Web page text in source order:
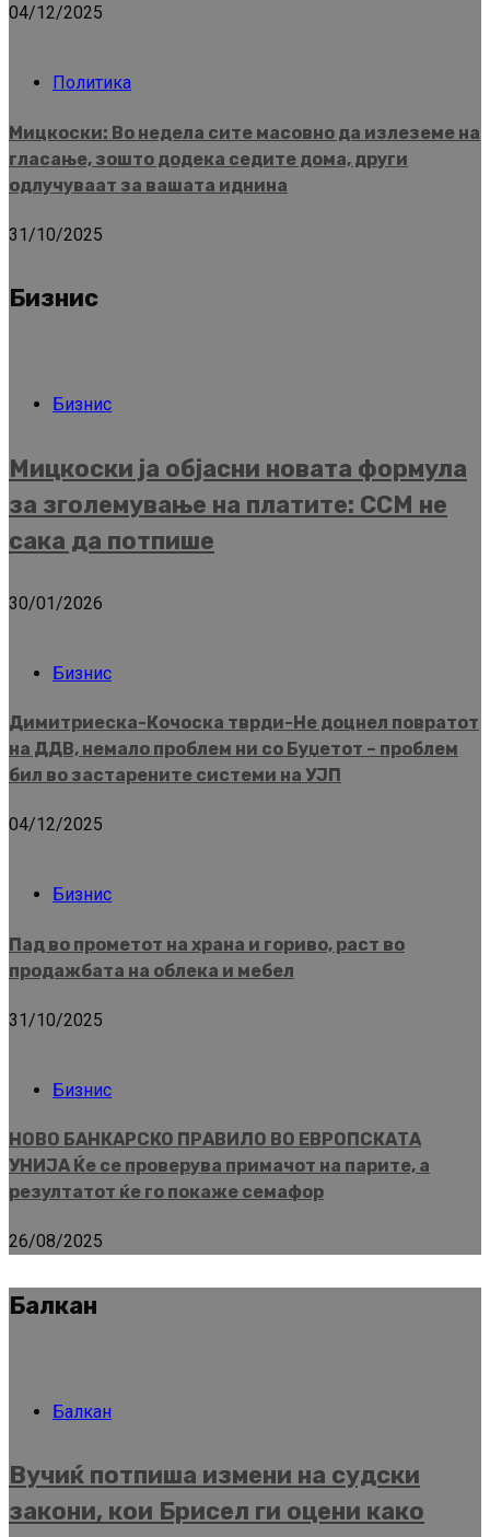
04/12/2025
Политика
Мицкоски: Во недела сите масовно да излеземе на
гласање, зошто додека седите дома, други
одлучуваат за вашата иднина
31/10/2025
Бизнис
Бизнис
Мицкоски ја објасни новата формула
за зголемување на платите: ССМ не
сака да потпише
30/01/2026
Бизнис
Димитриеска-Кочоска тврди-Не доцнел повратот
на ДДВ, немало проблем ни со Буџетот – проблем
бил во застарените системи на УЈП
04/12/2025
Бизнис
Пад во прометот на храна и гориво, раст во
продажбата на облека и мебел
31/10/2025
Бизнис
НОВО БАНКАРСКО ПРАВИЛО ВО ЕВРОПСКАТА
УНИЈА Ќе се проверува примачот на парите, а
резултатот ќе го покаже семафор
26/08/2025
Балкан
Балкан
Вучиќ потпиша измени на судски
закони, кои Брисел ги оцени како